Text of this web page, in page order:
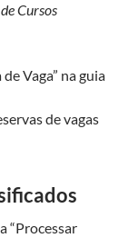
Cursos
Vaga” na guia
de vagas
“Processar